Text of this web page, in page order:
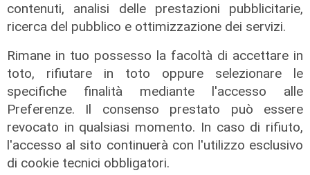
contenuti, analisi delle prestazioni pubblicitarie,
ricerca del pubblico e ottimizzazione dei servizi.
Rimane in tuo possesso la facoltà di accettare in
toto, rifiutare in toto oppure selezionare le
specifiche finalità mediante l'accesso alle
Preferenze. Il consenso prestato può essere
revocato in qualsiasi momento. In caso di rifiuto,
l'accesso al sito continuerà con l'utilizzo esclusivo
di cookie tecnici obbligatori.